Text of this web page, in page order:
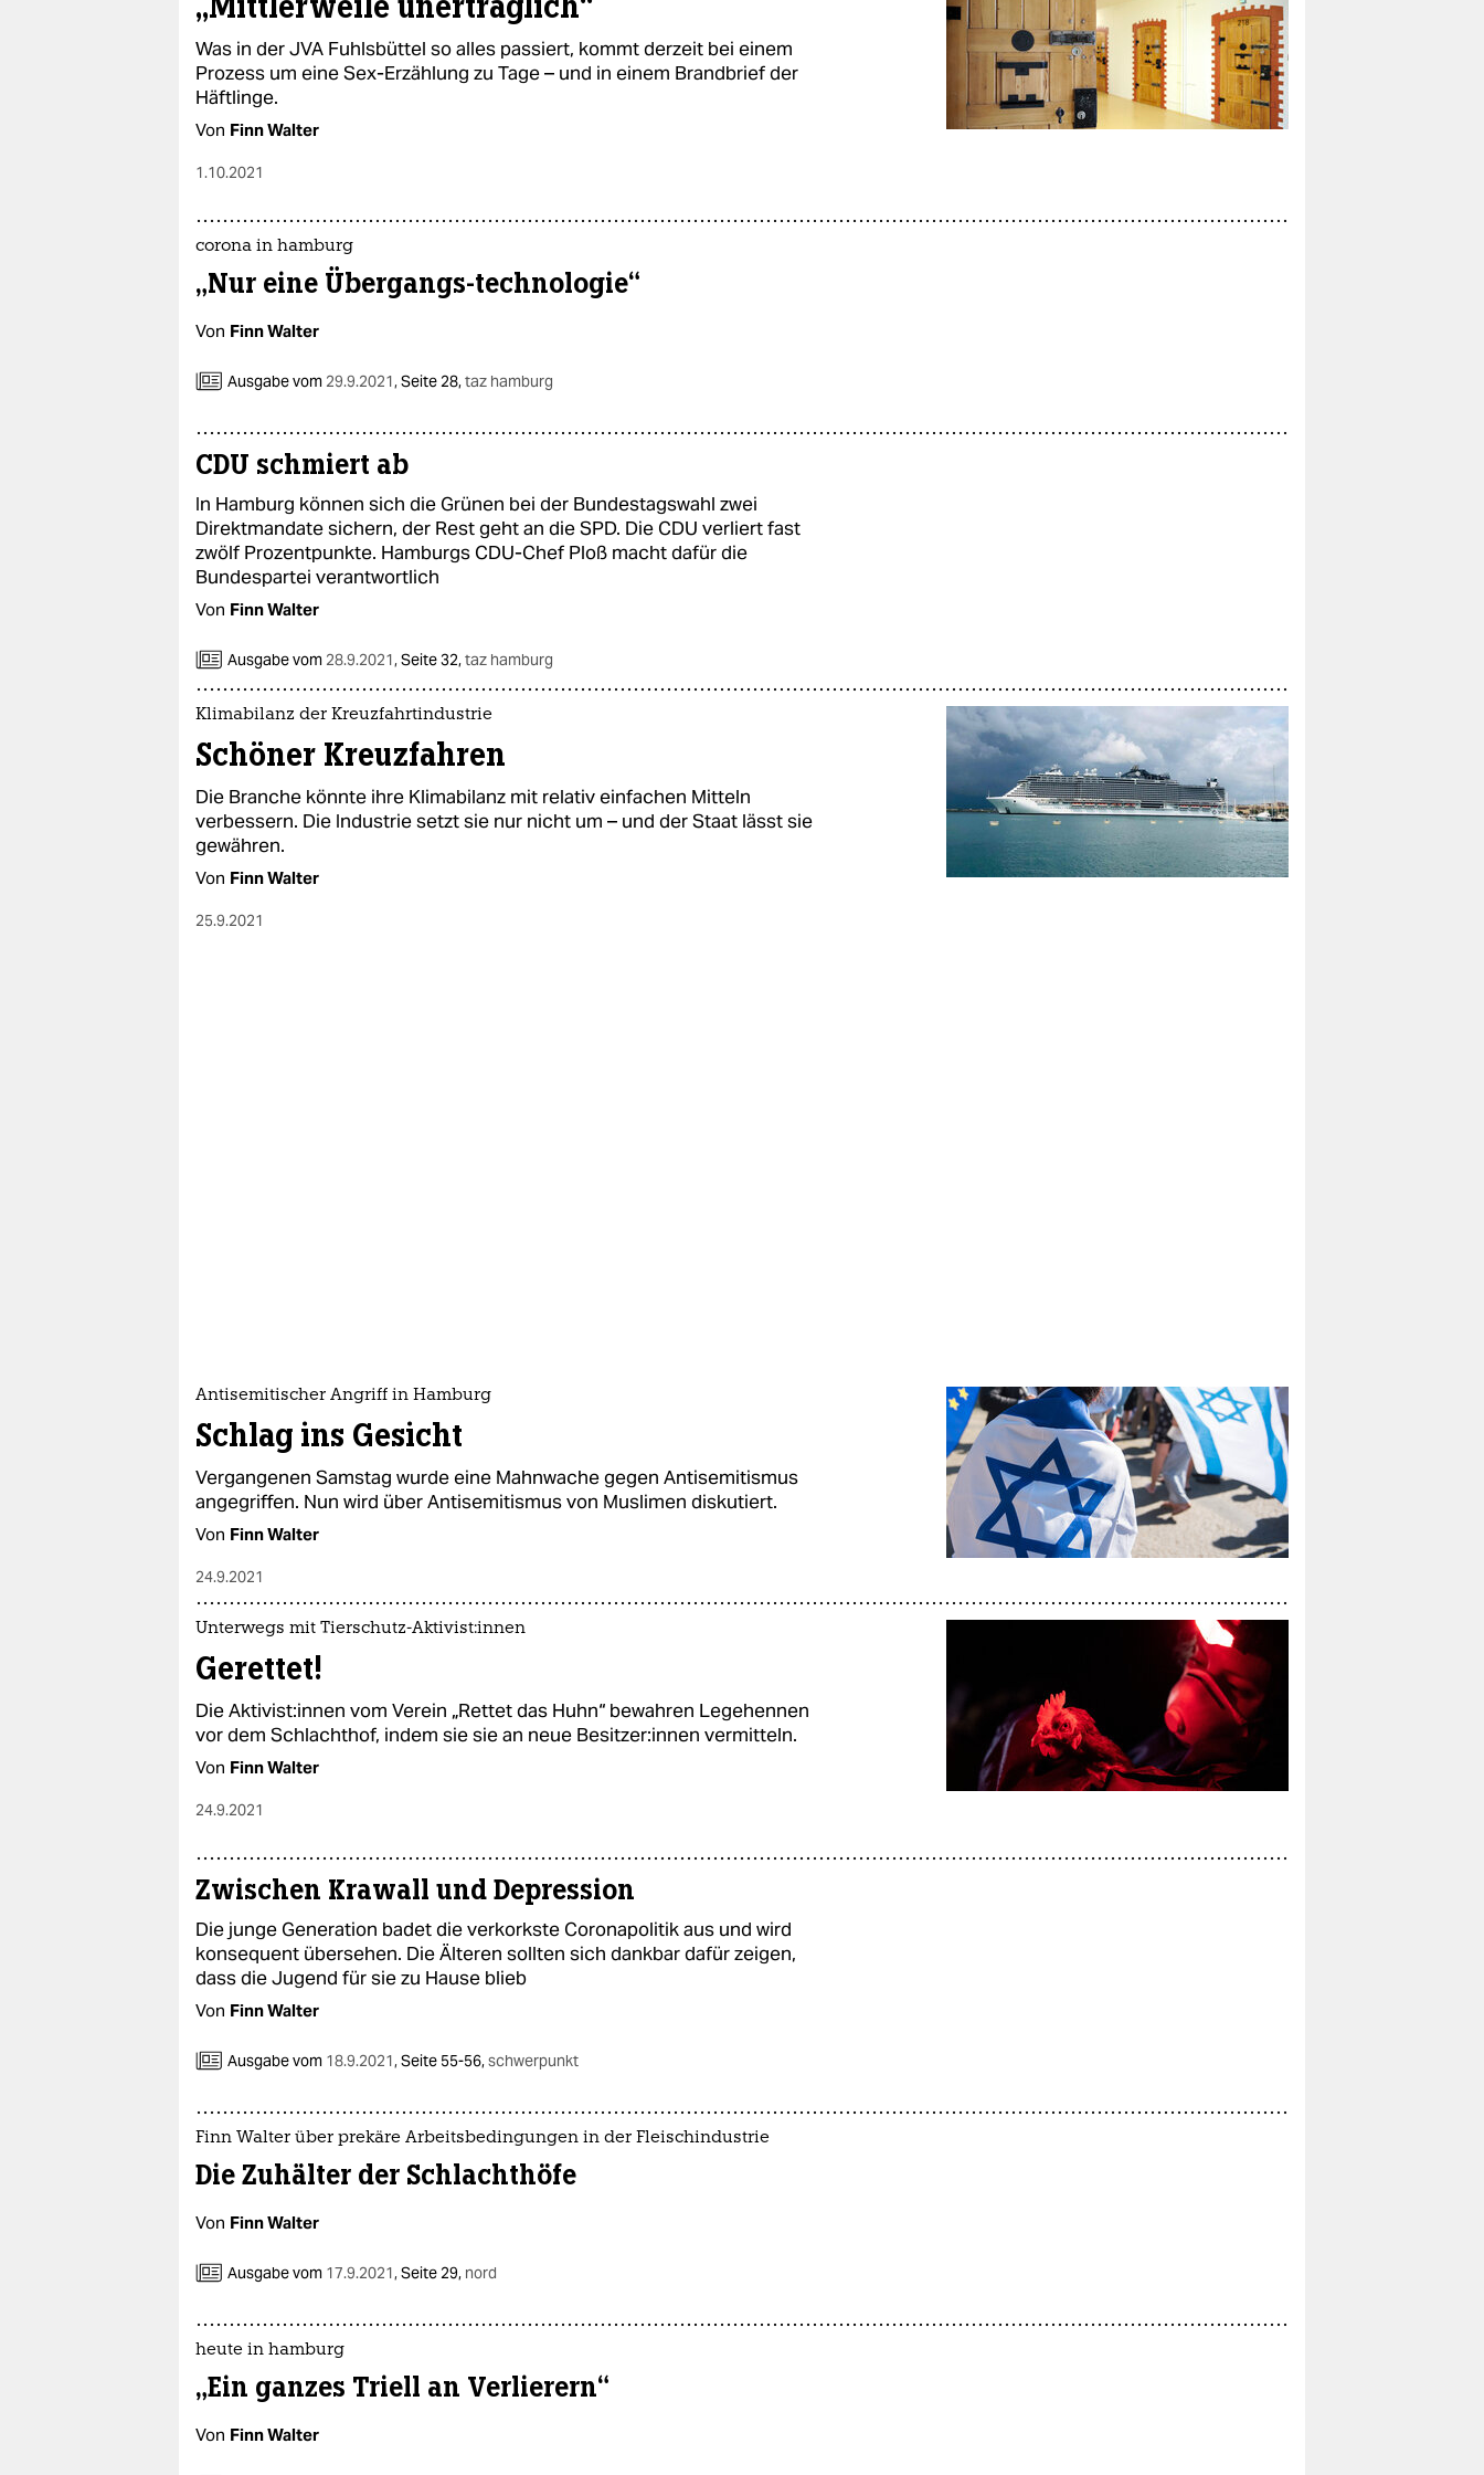
epaper login
Was in der JVA Fuhlsbüttel so alles passiert, kommt derzeit bei einem
Prozess um eine Sex-Erzählung zu Tage – und in einem Brandbrief der
Häftlinge.
Von Finn Walter
1.10.2021
corona in hamburg
„Nur eine Übergangs-technologie“
Von Finn Walter
Ausgabe vom 29.9.2021,Seite 28,taz hamburg
CDU schmiert ab
In Hamburg können sich die Grünen bei der Bundestagswahl zwei
Direktmandate sichern, der Rest geht an die SPD. Die CDU verliert fast
zwölf Prozentpunkte. Hamburgs CDU-Chef Ploß macht dafür die
Bundespartei verantwortlich
Von Finn Walter
Ausgabe vom 28.9.2021,Seite 32,taz hamburg
Klimabilanz der Kreuzfahrtindustrie
Schöner Kreuzfahren
Die Branche könnte ihre Klimabilanz mit relativ einfachen Mitteln
verbessern. Die Industrie setzt sie nur nicht um – und der Staat lässt sie
gewähren.
Von Finn Walter
25.9.2021
Antisemitischer Angriff in Hamburg
Schlag ins Gesicht
Vergangenen Samstag wurde eine Mahnwache gegen Antisemitismus
angegriffen. Nun wird über Antisemitismus von Muslimen diskutiert.
Von Finn Walter
24.9.2021
Unterwegs mit Tierschutz-Aktivist:innen
Gerettet!
Die Ak­ti­vis­t:in­nen vom Verein „Rettet das Huhn“ bewahren Legehennen
vor dem Schlachthof, indem sie sie an neue Be­sit­ze­r:in­nen vermitteln.
Von Finn Walter
24.9.2021
Zwischen Krawall und Depression
Die junge Generation badet die verkorkste Coronapolitik aus und wird
konsequent übersehen. Die Älteren sollten sich dankbar dafür zeigen,
dass die Jugend für sie zu Hause blieb
Von Finn Walter
Ausgabe vom 18.9.2021,Seite 55-56,schwerpunkt
Finn Walter über prekäre Arbeitsbedingungen in der Fleischindustrie
Die Zuhälter der Schlachthöfe
Von Finn Walter
Ausgabe vom 17.9.2021,Seite 29, nord
heute in hamburg
„Ein ganzes Triell an Verlierern“
Von Finn Walter